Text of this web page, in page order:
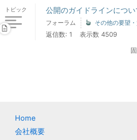
トピック 公開のガイドラインについ
フォーラム その他の要望
返信数: 1
表示数 4509
Home
会社概要